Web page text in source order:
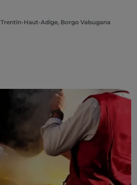
Trentin-Haut-Adige, Borgo Valsugana